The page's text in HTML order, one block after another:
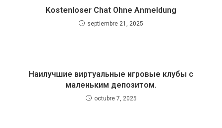
Kostenloser Chat Ohne Anmeldung
septiembre 21, 2025
Наилучшие виртуальные игровые клубы с
маленьким депозитом.
octubre 7, 2025